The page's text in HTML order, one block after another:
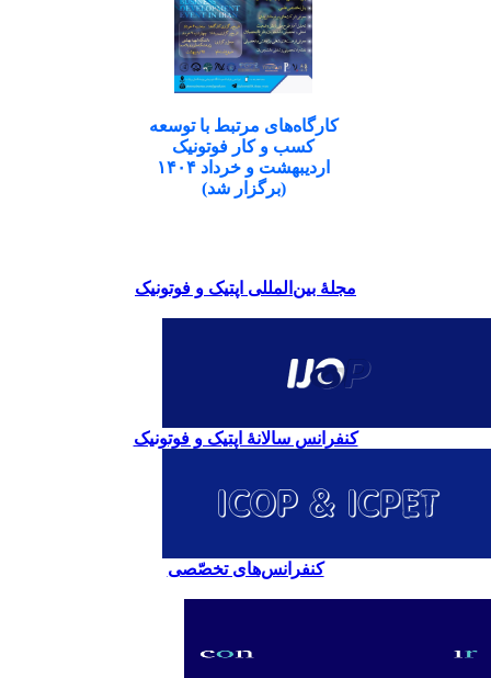
کارگاه‌های مرتبط با توسعه
کسب و کار فوتونیک
اردیبهشت و خرداد ۱۴۰۴
(برگزار شد)
مجلۀ بین‌المللی اپتیک و فوتونیک
کنفرانس سالانۀ اپتیک و فوتونیک
کنفرانس‌های تخصّصی